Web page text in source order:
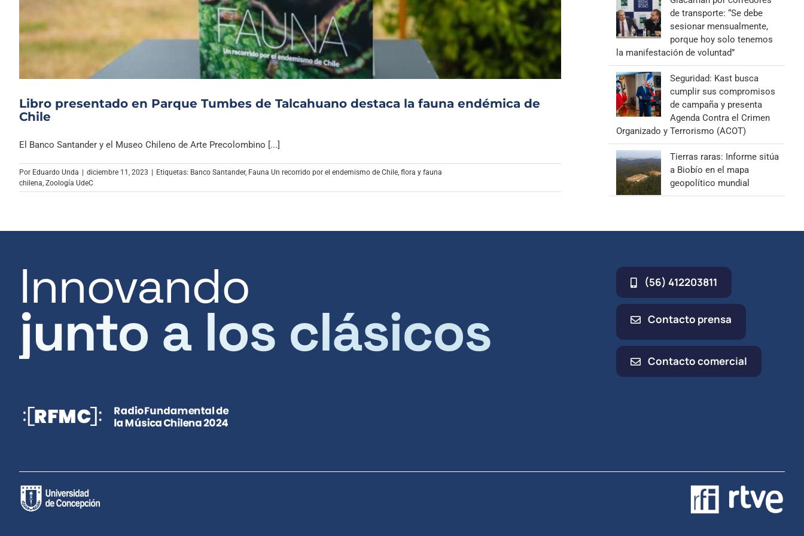
Archivo Sonoro
Libro presentado en Parque Tumbes de Talcahuano destaca la fauna endémica de
Chile
El Banco Santander y el Museo Chileno de Arte Precolombino [...]
Por Eduardo Unda diciembre 11, 2023 Etiquetas: Banco Santander, Fauna Un recorrido por el endemismo de Chile, flora y fauna
chilena, Zoología UdeC
de transporte: “Se debe
sesionar mensualmente,
porque hoy solo tenemos
la manifestación de voluntad”
Seguridad: Kast busca
cumplir sus compromisos
de campaña y presenta
Agenda Contra el Crimen
Organizado y Terrorismo (ACOT)
Tierras raras: Informe sitúa
a Biobío en el mapa
geopolítico mundial
Innovando
junto a los clásicos
(56) 412203811
Contacto prensa
Contacto comercial